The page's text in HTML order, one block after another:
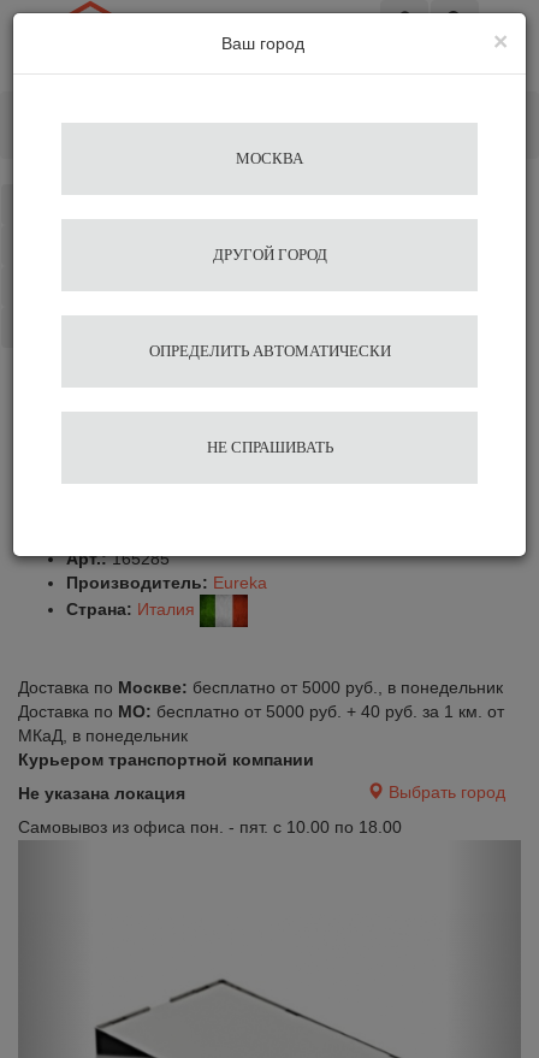
Нок-бокс Mignon
Арт.: 165285
Производитель: Eureka
Страна: Италия
Доставка по Москве: бесплатно от 5000 руб., в понедельник
Доставка по МО: бесплатно от 5000 руб. + 40 руб. за 1 км. от
МКаД, в понедельник
Курьером транспортной компании
Не указана локация
Выбрать город
Самовывоз из офиса пон. - пят. с 10.00 по 18.00
×
Ваш город
МОСКВА
ДРУГОЙ ГОРОД
ОПРЕДЕЛИТЬ АВТОМАТИЧЕСКИ
НЕ СПРАШИВАТЬ